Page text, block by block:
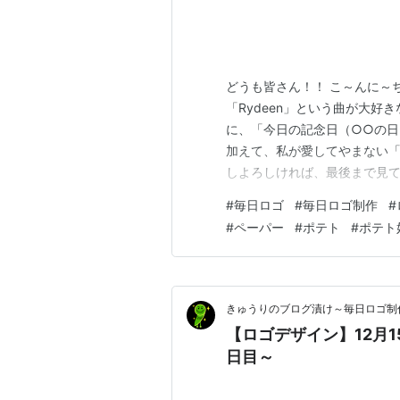
どうも皆さん！！ こ～んに～
「Rydeen」という曲が大好
に、「今日の記念日（○○の日
加えて、私が愛してやまない
しよろしければ、最後まで見
日】紙の記念日 いかがでしょ
と嬉しいです！ ロゴの説明
#毎日ロゴ #毎日ロゴ制作 #
#ペーパー #ポテト #ポテト
きゅうりのブログ漬け～毎日ロゴ
【ロゴデザイン】12
日目～